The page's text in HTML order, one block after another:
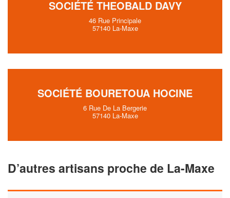
SOCIÉTÉ THEOBALD DAVY
46 Rue Principale
57140 La-Maxe
SOCIÉTÉ BOURETOUA HOCINE
6 Rue De La Bergerie
57140 La-Maxe
D’autres artisans proche de La-Maxe